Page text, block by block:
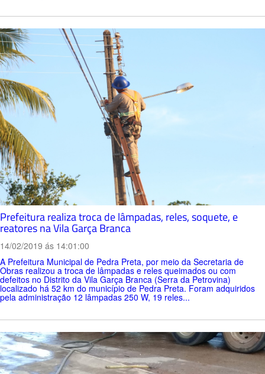
Prefeitura realiza troca de lâmpadas, reles, soquete, e
reatores na Vila Garça Branca
14/02/2019 ás 14:01:00
A Prefeitura Municipal de Pedra Preta, por meio da Secretaria de
Obras realizou a troca de lâmpadas e reles queimados ou com
defeitos no Distrito da Vila Garça Branca (Serra da Petrovina)
localizado há 52 km do município de Pedra Preta. Foram adquiridos
pela administração 12 lâmpadas 250 W, 19 reles...